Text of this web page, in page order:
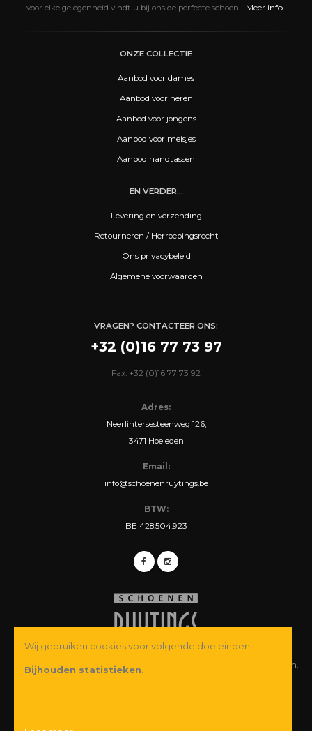
voor elke gelegenheid vindt u bij ons de perfecte schoen.
Meer info
ONZE COLLECTIE
Aanbod voor dames
Aanbod voor heren
Aanbod voor jongens
Aanbod voor meisjes
Aanbod handtassen
EN VERDER...
Levering en verzending
Retourneren / Herroepingsrecht
Ons privacybeleid
Algemene voorwaarden
VRAGEN? CONTACTEER ONS:
+32 (0)16 77 73 97
Fax: +32 (0)16 77 73 92
Adres:
Neerlintersesteenweg 126,
3471 Hoeleden
Email:
info@schoenenruytings.be
BTW:
BE 428.504.923
© Copyright 2026 Schoenen Ruytings BVBA. Alle rechten voorbehouden.
Wij gebruiken cookies voor volgende doeleinden:
Bijhouden statistieken